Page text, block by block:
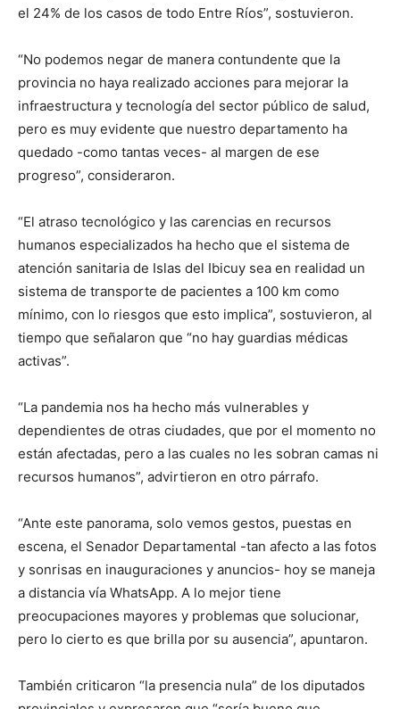
el 24% de los casos de todo Entre Ríos”, sostuvieron.
“No podemos negar de manera contundente que la
provincia no haya realizado acciones para mejorar la
infraestructura y tecnología del sector público de salud,
pero es muy evidente que nuestro departamento ha
quedado -como tantas veces- al margen de ese
progreso”, consideraron.
“El atraso tecnológico y las carencias en recursos
humanos especializados ha hecho que el sistema de
atención sanitaria de Islas del Ibicuy sea en realidad un
sistema de transporte de pacientes a 100 km como
mínimo, con lo riesgos que esto implica”, sostuvieron, al
tiempo que señalaron que “no hay guardias médicas
activas”.
“La pandemia nos ha hecho más vulnerables y
dependientes de otras ciudades, que por el momento no
están afectadas, pero a las cuales no les sobran camas ni
recursos humanos”, advirtieron en otro párrafo.
“Ante este panorama, solo vemos gestos, puestas en
escena, el Senador Departamental -tan afecto a las fotos
y sonrisas en inauguraciones y anuncios- hoy se maneja
a distancia vía WhatsApp. A lo mejor tiene
preocupaciones mayores y problemas que solucionar,
pero lo cierto es que brilla por su ausencia”, apuntaron.
También criticaron “la presencia nula” de los diputados